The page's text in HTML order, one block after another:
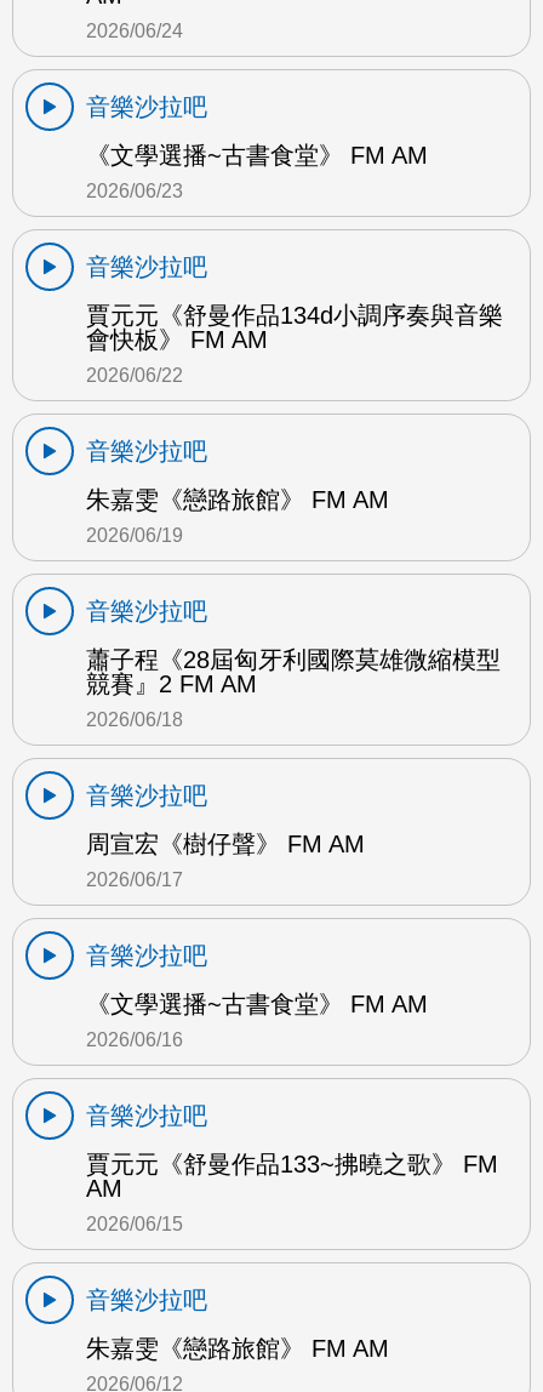
2026/06/24
音樂沙拉吧
《文學選播~古書食堂》 FM AM
2026/06/23
音樂沙拉吧
賈元元《舒曼作品134d小調序奏與音樂
會快板》 FM AM
2026/06/22
音樂沙拉吧
朱嘉雯《戀路旅館》 FM AM
2026/06/19
音樂沙拉吧
蕭子程《28屆匈牙利國際莫雄微縮模型
競賽』2 FM AM
2026/06/18
音樂沙拉吧
周宣宏《樹仔聲》 FM AM
2026/06/17
音樂沙拉吧
《文學選播~古書食堂》 FM AM
2026/06/16
音樂沙拉吧
賈元元《舒曼作品133~拂曉之歌》 FM
AM
2026/06/15
音樂沙拉吧
朱嘉雯《戀路旅館》 FM AM
2026/06/12